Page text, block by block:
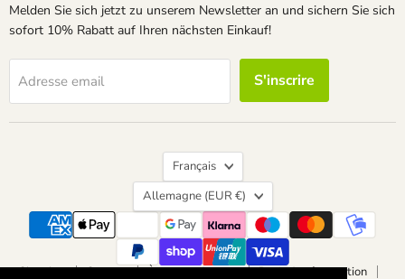
Melden Sie sich jetzt zu unserem Newsletter an und sichern Sie sich
sofort 10% Rabatt auf Ihren nächsten Einkauf!
Adresse email S'inscrire
Langue
Français
Pays
Allemagne (EUR €)
Chercher Contact À propos de nous Droit de rétractation